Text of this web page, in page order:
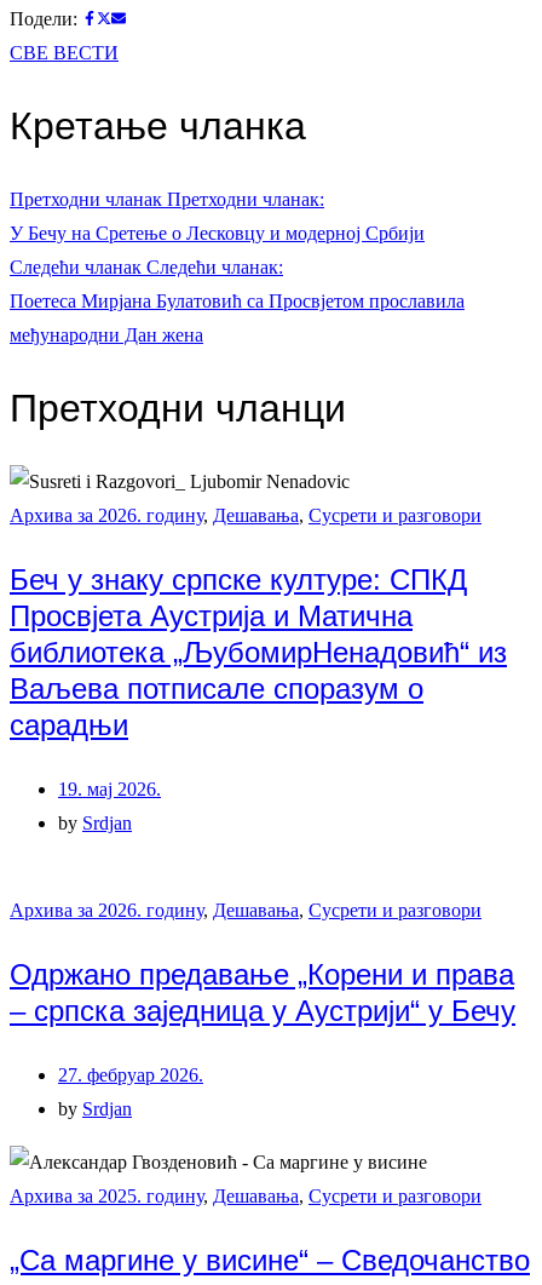
Подели:
СВЕ ВЕСТИ
Кретање чланка
Претходни чланак Претходни чланак:
У Бечу на Сретење о Лесковцу и модерној Србији
Следећи чланак Следећи чланак:
Поетеса Мирјана Булатовић са Просвјетом прославила
међународни Дан жена
Претходни чланци
Архива за 2026. годину, Дешавања, Сусрети и разговори
Беч у знаку српске културе: СПКД
Просвјета Аустрија и Матична
библиотека „ЉубомирНенадовић“ из
Ваљева потписале споразум о
сарадњи
19. мај 2026.
by Srdjan
Архива за 2026. годину, Дешавања, Сусрети и разговори
Одржано предавање „Корени и права
– српска заједница у Аустрији“ у Бечу
27. фебруар 2026.
by Srdjan
Архива за 2025. годину, Дешавања, Сусрети и разговори
„Са маргине у висине“ – Сведочанство